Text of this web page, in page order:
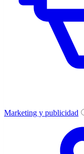
Marketing y publicidad